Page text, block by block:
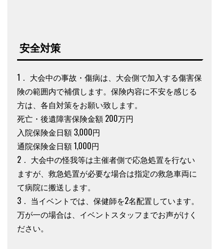
安全対策
1． 大会中の事故・傷病は、大会側で加入する傷害保
険の範囲内で補償します。保険内容に不安を感じる
方は、各自対策をお願い致します。
死亡・後遺障害保険金額 200万円
入院保険金日額 3,000円
通院保険金日額 1,000円
2． 大会中の怪我等は主催者側で応急処置を行ない
ますが、救急処置が必要な場合は指定の救急車両に
て病院に搬送します。
3． 当イベントでは、保健師を2名配置しています。
万が一の場合は、イベントスタッフまでお声がけく
ださい。